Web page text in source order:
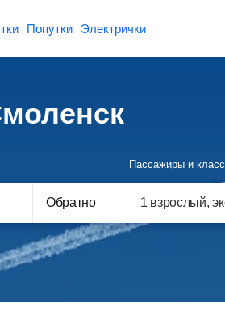
Попутки Электрички
Обратно
Пассажиры и класс